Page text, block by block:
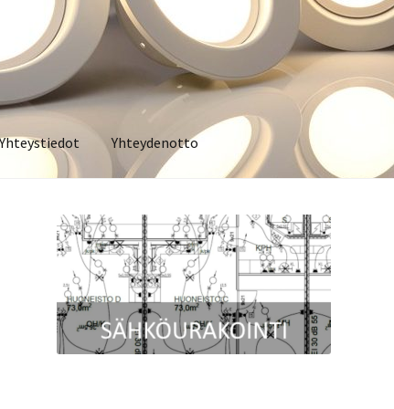
Yhteystiedot Yhteydenotto